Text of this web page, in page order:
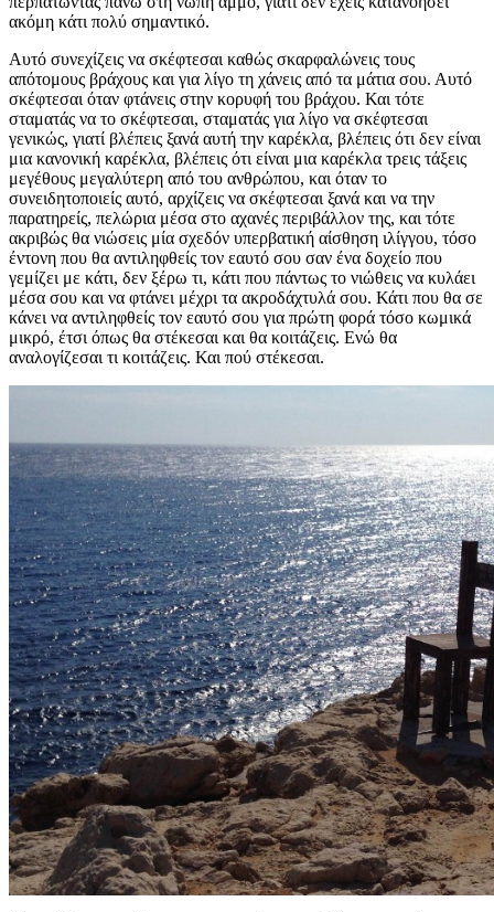
ακόμη κάτι πολύ σημαντικό.
Αυτό συνεχίζεις να σκέφτεσαι καθώς σκαρφαλώνεις τους
απότομους βράχους και για λίγο τη χάνεις από τα μάτια σου. Αυτό
σκέφτεσαι όταν φτάνεις στην κορυφή του βράχου. Και τότε
σταματάς να το σκέφτεσαι, σταματάς για λίγο να σκέφτεσαι
γενικώς, γιατί βλέπεις ξανά αυτή την καρέκλα, βλέπεις ότι δεν είναι
μια κανονική καρέκλα, βλέπεις ότι είναι μια καρέκλα τρεις τάξεις
μεγέθους μεγαλύτερη από του ανθρώπου, και όταν το
συνειδητοποιείς αυτό, αρχίζεις να σκέφτεσαι ξανά και να την
παρατηρείς, πελώρια μέσα στο αχανές περιβάλλον της, και τότε
ακριβώς θα νιώσεις μία σχεδόν υπερβατική αίσθηση ιλίγγου, τόσο
έντονη που θα αντιληφθείς τον εαυτό σου σαν ένα δοχείο που
γεμίζει με κάτι, δεν ξέρω τι, κάτι που πάντως το νιώθεις να κυλάει
μέσα σου και να φτάνει μέχρι τα ακροδάχτυλά σου. Κάτι που θα σε
κάνει να αντιληφθείς τον εαυτό σου για πρώτη φορά τόσο κωμικά
μικρό, έτσι όπως θα στέκεσαι και θα κοιτάζεις. Ενώ θα
αναλογίζεσαι τι κοιτάζεις. Και πού στέκεσαι.